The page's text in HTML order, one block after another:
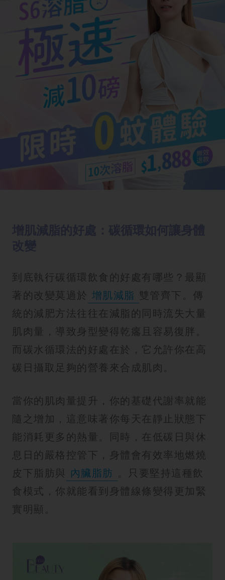
到底執行碳循環飲食的好處有哪些？最顯
著的改變莫過於 增肌減脂 雙管齊下。傳
統的減肥方法往往在減脂的同時流失大量
肌肉量，導致身型變得乾癟且容易復胖。
而碳水循環法的好處在於，它允許你在高
碳日攝取足夠的營養來合成肌肉。
當你的肌肉量提升，你的基礎代謝率就能
隨之增加，這意味著你每天在靜止狀態下
能消耗更多的熱量。同時，在低碳日與休
息日的嚴格控管下，身體會有效率地燃燒
皮下脂肪與 內臟脂肪
。只要堅持這種飲
食模式，你就能看到身體線條變得更加緊
實明顯。